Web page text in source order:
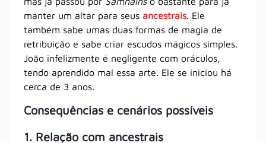
manter um altar para seus ancestrais. Ele
também sabe umas duas formas de magia de
retribuição e sabe criar escudos mágicos simples.
João infelizmente é negligente com oráculos,
tendo aprendido mal essa arte. Ele se iniciou há
cerca de 3 anos.
Consequências e cenários possíveis
1. Relação com ancestrais